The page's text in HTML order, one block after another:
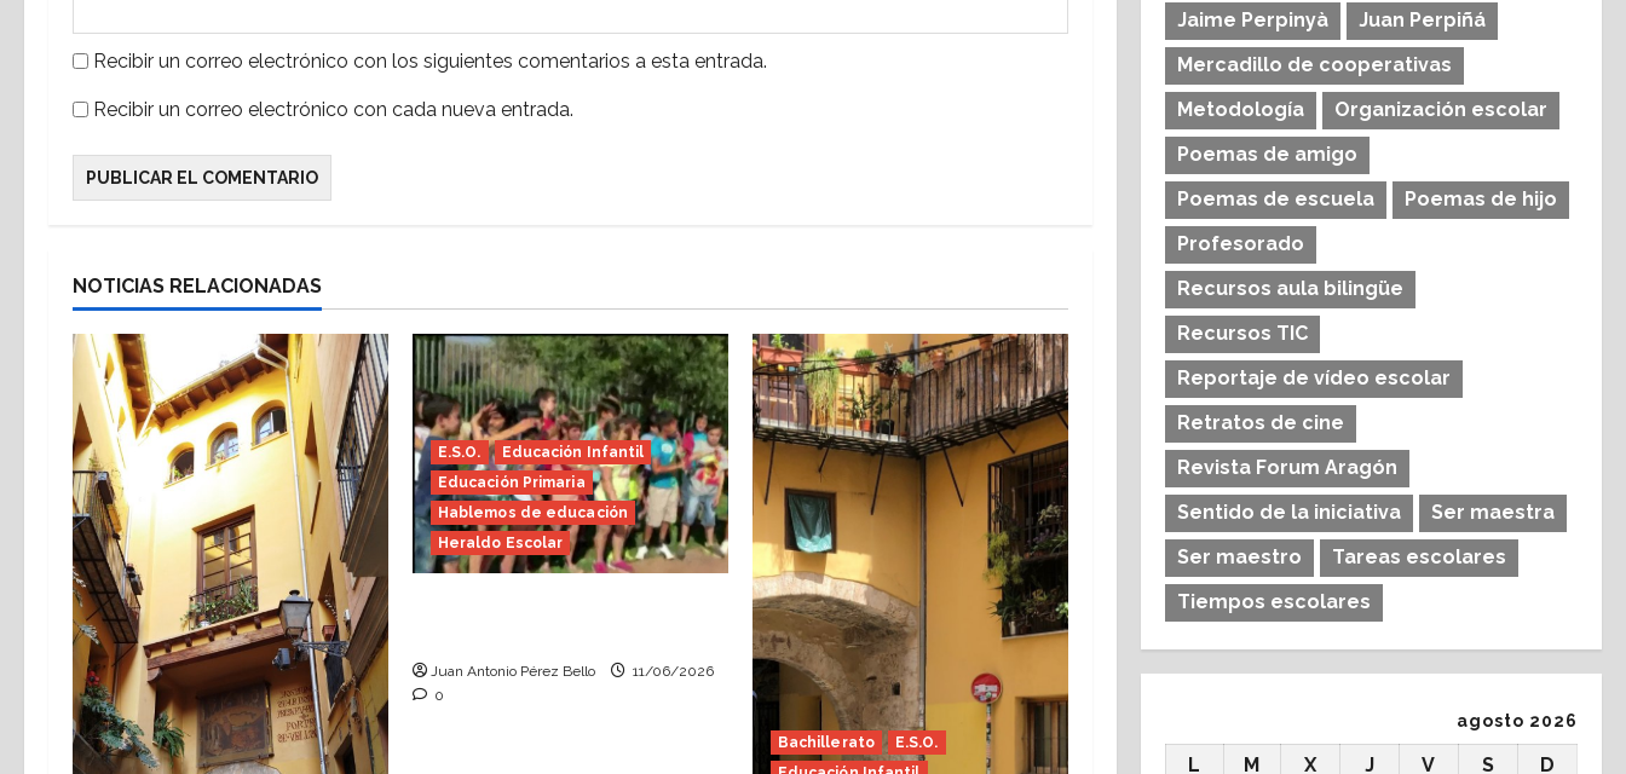
a
s
Recibir un correo electrónico con los siguientes comentarios a esta entrada.
Recibir un correo electrónico con cada nueva entrada.
NOTICIAS RELACIONADAS
E.S.O.
Educación Infantil
Educación Primaria
Hablemos de educación
Heraldo Escolar
Juan Antonio Pérez Bello
11/06/2026
0
Bachillerato
E.S.O.
Jaime Perpinyà
Juan Perpiñá
Mercadillo de cooperativas
Metodología
Organización escolar
Poemas de amigo
Poemas de escuela
Poemas de hijo
Profesorado
Recursos aula bilingüe
Recursos TIC
Reportaje de vídeo escolar
Retratos de cine
Revista Forum Aragón
Sentido de la iniciativa
Ser maestra
Ser maestro
Tareas escolares
Tiempos escolares
agosto 2026
L M X J V S D